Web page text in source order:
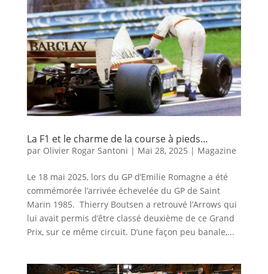
La F1 et le charme de la course à pieds…
par Olivier Rogar Santoni | Mai 28, 2025 | Magazine
Le 18 mai 2025, lors du GP d’Emilie Romagne a été
commémorée l’arrivée échevelée du GP de Saint
Marin 1985. Thierry Boutsen a retrouvé l’Arrows qui
lui avait permis d’être classé deuxième de ce Grand
Prix, sur ce même circuit. D’une façon peu banale,...